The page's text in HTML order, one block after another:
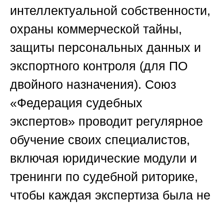
интеллектуальной собственности,
охраны коммерческой тайны,
защиты персональных данных и
экспортного контроля (для ПО
двойного назначения). Союз
«Федерация судебных
экспертов» проводит регулярное
обучение своих специалистов,
включая юридические модули и
тренинги по судебной риторике,
чтобы каждая экспертиза была не